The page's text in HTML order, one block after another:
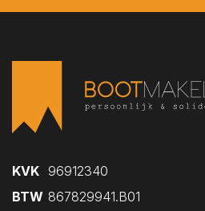
KVK 96912340
BTW 867829941.B01
Kwadendamme
Meliskerke
Middelburg
Nieuw- en Sint Joosland
Nieuwerkerk
Nisse